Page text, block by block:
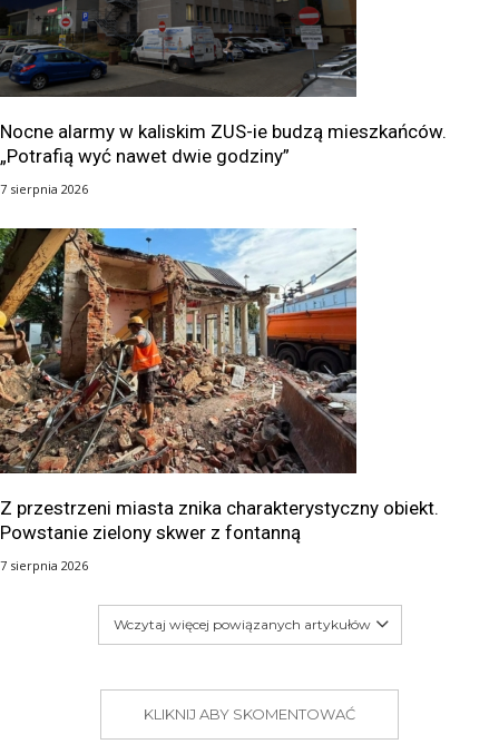
Nocne alarmy w kaliskim ZUS-ie budzą mieszkańców.
„Potrafią wyć nawet dwie godziny”
7 sierpnia 2026
Z przestrzeni miasta znika charakterystyczny obiekt.
Powstanie zielony skwer z fontanną
7 sierpnia 2026
Wczytaj więcej powiązanych artykułów
KLIKNIJ ABY SKOMENTOWAĆ